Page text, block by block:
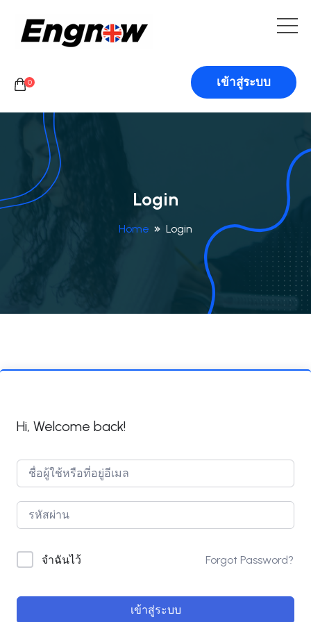
0 เข้าสู่ระบบ
Login
Home Login
Hi, Welcome back!
จำฉันไว้ Forgot Password?
เข้าสู่ระบบ